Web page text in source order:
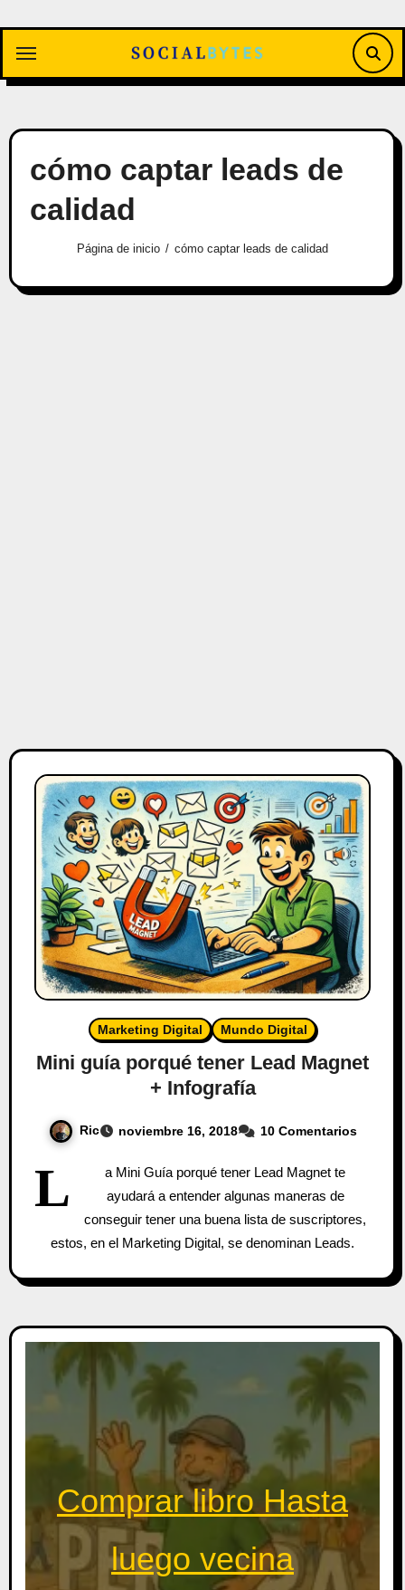
contenido
cómo captar leads de
calidad
Página de inicio cómo captar leads de calidad
Marketing Digital Mundo Digital
Mini guía porqué tener Lead Magnet
+ Infografía
Ric noviembre 16, 2018 10 Comentarios
L
a Mini Guía porqué tener Lead Magnet te
ayudará a entender algunas maneras de
conseguir tener una buena lista de suscriptores,
estos, en el Marketing Digital, se denominan Leads.
Comprar libro Hasta
luego vecina